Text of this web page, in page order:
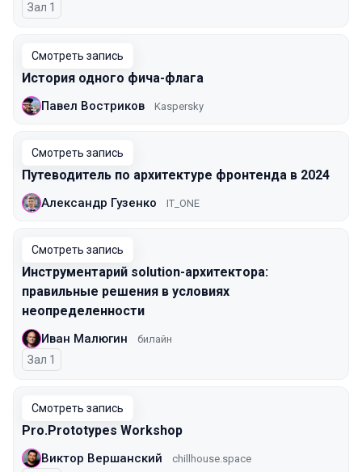
Зал 1
Смотреть запись
История одного фича-флага
Павел Востриков Kaspersky
Смотреть запись
Путеводитель по архитектуре фронтенда в 2024
Александр Гузенко IT_ONE
Смотреть запись
Инструментарий solution-архитектора:
правильные решения в условиях
неопределенности
Иван Малюгин билайн
Зал 1
Смотреть запись
Pro.Prototypes Workshop
Виктор Вершанский chillhouse.space